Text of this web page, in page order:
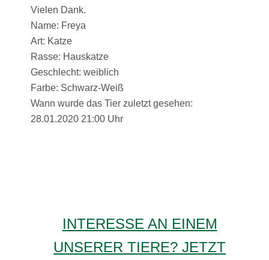
Vielen Dank.
Name: Freya
Art: Katze
Rasse: Hauskatze
Geschlecht: weiblich
Farbe: Schwarz-Weiß
Wann wurde das Tier zuletzt gesehen:
28.01.2020 21:00 Uhr
INTERESSE AN EINEM
UNSERER TIERE? JETZT